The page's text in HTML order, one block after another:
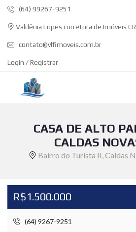
(64) 99267-9251
Valdênia Lopes corretora de Imóveis
contato@vlfimoveis.com.br
Login / Registrar
CASA DE ALTO
CALDAS
Bairro do Turista II, Caldas
R$1.500.000
(64) 9267-9251